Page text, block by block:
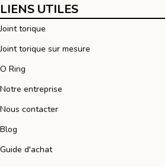
LIENS UTILES
Joint torique
Joint torique sur mesure
O Ring
Notre entreprise
Nous contacter
Blog
Guide d'achat